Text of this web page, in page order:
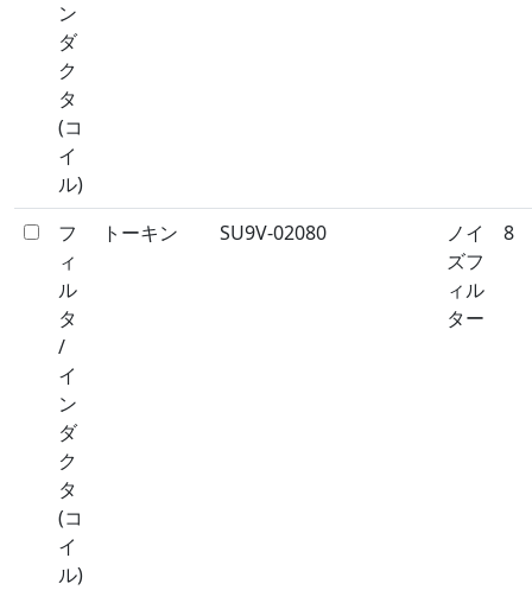
ン
ダ
ク
タ
(コ
イ
ル)
フ
ィ
ル
タ
/
イ
ン
ダ
ク
タ
(コ
イ
ル)
トーキン SU9V-02080
ノイ
ズフ
ィル
ター
8